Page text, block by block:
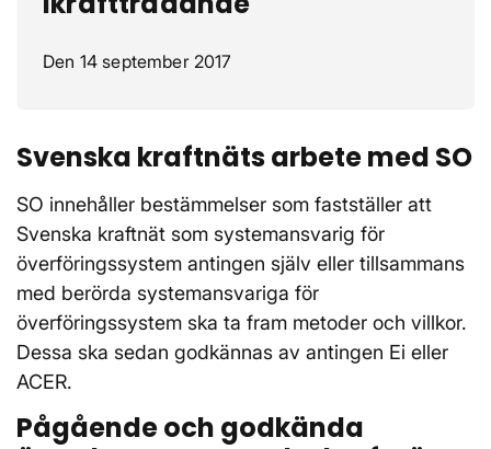
Den 14 september 2017
Svenska kraftnäts arbete med SO
SO innehåller bestämmelser som fastställer att
Svenska kraftnät som systemansvarig för
överföringssystem antingen själv eller tillsammans
med berörda systemansvariga för
överföringssystem ska ta fram metoder och villkor.
Dessa ska sedan godkännas av antingen Ei eller
ACER.
Pågående och godkända